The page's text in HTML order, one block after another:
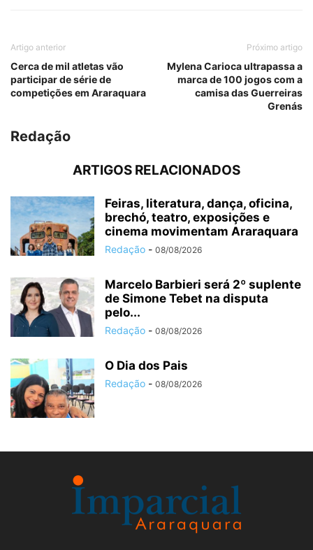
Artigo anterior
Cerca de mil atletas vão
participar de série de
competições em Araraquara
Próximo artigo
Mylena Carioca ultrapassa a
marca de 100 jogos com a
camisa das Guerreiras
Grenás
Redação
ARTIGOS RELACIONADOS
Feiras, literatura, dança, oficina,
brechó, teatro, exposições e
cinema movimentam Araraquara
Redação - 08/08/2026
Marcelo Barbieri será 2º suplente
de Simone Tebet na disputa
pelo...
Redação - 08/08/2026
O Dia dos Pais
Redação - 08/08/2026